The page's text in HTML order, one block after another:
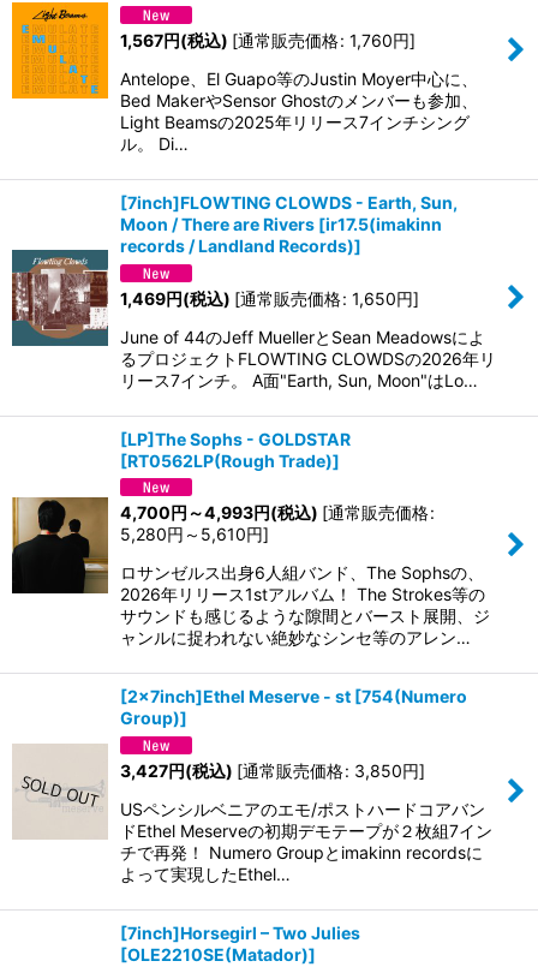
1,567円(税込) [通常販売価格: 1,760円]
Antelope、El Guapo等のJustin Moyer中心に、
Bed MakerやSensor Ghostのメンバーも参加、
Light Beamsの2025年リリース7インチシング
ル。 Di…
[7inch]FLOWTING CLOWDS - Earth, Sun,
Moon / There are Rivers [ir17.5(imakinn
records / Landland Records)]
1,469円(税込) [通常販売価格: 1,650円]
June of 44のJeff MuellerとSean Meadowsによ
るプロジェクトFLOWTING CLOWDSの2026年リ
リース7インチ。 A面"Earth, Sun, Moon"はLo…
[LP]The Sophs - GOLDSTAR
[RT0562LP(Rough Trade)]
4,700円 ～4,993円(税込) [通常販売価格:
5,280円 ～5,610円]
ロサンゼルス出身6人組バンド、The Sophsの、
2026年リリース1stアルバム！ The Strokes等の
サウンドも感じるような隙間とバースト展開、ジ
ャンルに捉われない絶妙なシンセ等のアレン…
[2×7inch]Ethel Meserve - st [754(Numero
Group)]
3,427円(税込) [通常販売価格: 3,850円]
USペンシルベニアのエモ/ポストハードコアバン
ドEthel Meserveの初期デモテープが２枚組7イン
チで再発！ Numero Groupとimakinn recordsに
よって実現したEthel…
[7inch]Horsegirl – Two Julies
[OLE2210SE(Matador)]